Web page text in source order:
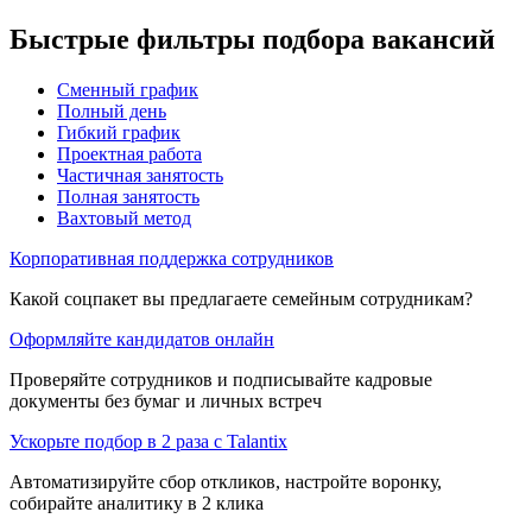
Быстрые фильтры подбора вакансий
Сменный график
Полный день
Гибкий график
Проектная работа
Частичная занятость
Полная занятость
Вахтовый метод
Корпоративная поддержка сотрудников
Какой соцпакет вы предлагаете семейным сотрудникам?
Оформляйте кандидатов онлайн
Проверяйте сотрудников и подписывайте кадровые
документы без бумаг и личных встреч
Ускорьте подбор в 2 раза с Talantix
Автоматизируйте сбор откликов, настройте воронку,
собирайте аналитику в 2 клика